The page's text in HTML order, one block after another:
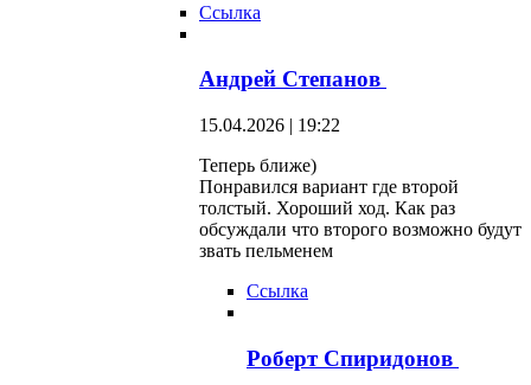
Ссылка
Андрей Степанов
15.04.2026 | 19:22
Теперь ближе)
Понравился вариант где второй
толстый. Хороший ход. Как раз
обсуждали что второго возможно будут
звать пельменем
Ссылка
Роберт Спиридонов